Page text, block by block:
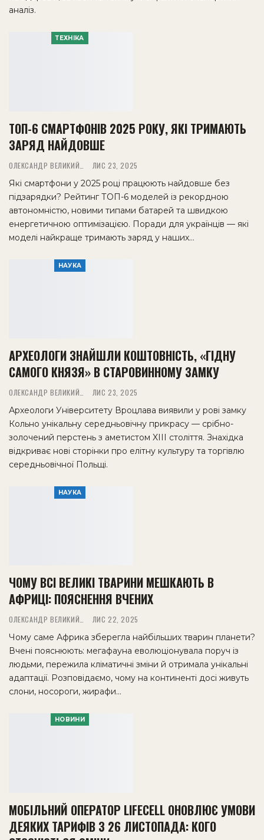
аналіз.
ТЕХНІКА
ТОП-6 СМАРТФОНІВ 2025 РОКУ, ЯКІ ТРИМАЮТЬ
ЗАРЯД НАЙДОВШЕ
ЛИС 23, 2025
Які смартфони у 2025 році працюють найдовше без
підзарядки? Рейтинг ТОП-6 моделей із рекордною
автономністю, новими типами батарей та швидкою
енергетичною оптимізацією. Поради для українців — які
моделі найкраще тримають заряд у наших…
НАУКА
АРХЕОЛОГИ ЗНАЙШЛИ КОШТОВНІСТЬ, «ГІДНУ
САМОГО КНЯЗЯ» В СТАРОВИННОМУ ЗАМКУ
ЛИС 23, 2025
Археологи Університету Вроцлава виявили у рові замку
Кольно унікальну середньовічну прикрасу — срібно-
золочений перстень з аметистом XIII століття. Знахідка
відкриває нові сторінки про елітну культуру та торгівлю
середньовічної Польщі.
НАУКА
ЧОМУ ВСІ ВЕЛИКІ ТВАРИНИ МЕШКАЮТЬ В
АФРИЦІ: ПОЯСНЕННЯ ВЧЕНИХ
ЛИС 22, 2025
Чому саме Африка зберегла найбільших тварин планети?
Вчені пояснюють: мегафауна еволюціонувала поруч із
людьми, пережила кліматичні зміни й отримала унікальні
адаптації. Розповідаємо, чому на континенті досі живуть
слони, носороги, жирафи…
НОВИНИ
МОБІЛЬНИЙ ОПЕРАТОР LIFECELL ОНОВЛЮЄ УМОВИ
ДЕЯКИХ ТАРИФІВ З 26 ЛИСТОПАДА: КОГО